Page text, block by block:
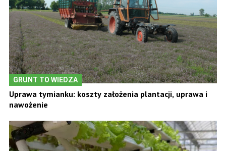
GRUNT TO WIEDZA
Uprawa tymianku: koszty założenia plantacji, uprawa i
nawożenie